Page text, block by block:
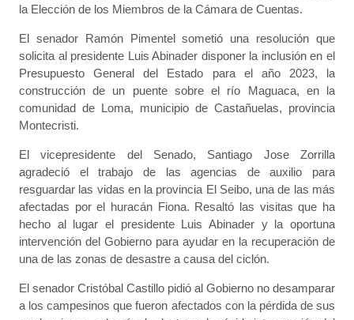
la Elección de los Miembros de la Cámara de Cuentas.
El senador Ramón Pimentel sometió una resolución que
solicita al presidente Luis Abinader disponer la inclusión en el
Presupuesto General del Estado para el año 2023, la
construcción de un puente sobre el río Maguaca, en la
comunidad de Loma, municipio de Castañuelas, provincia
Montecristi.
El vicepresidente del Senado, Santiago Jose Zorrilla
agradeció el trabajo de las agencias de auxilio para
resguardar las vidas en la provincia El Seibo, una de las más
afectadas por el huracán Fiona. Resaltó las visitas que ha
hecho al lugar el presidente Luis Abinader y la oportuna
intervención del Gobierno para ayudar en la recuperación de
una de las zonas de desastre a causa del ciclón.
El senador Cristóbal Castillo pidió al Gobierno no desamparar
a los campesinos que fueron afectados con la pérdida de sus